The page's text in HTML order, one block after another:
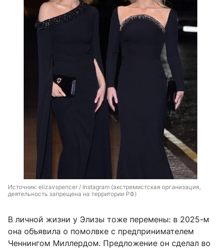
Источник: elizavspencer / Instagram (экстремистская организация,
деятельность запрещена на территории РФ)
В личной жизни у Элизы тоже перемены: в 2025-м
она объявила о помолвке с предпринимателем
Ченнингом Миллердом. Предложение он сделал во